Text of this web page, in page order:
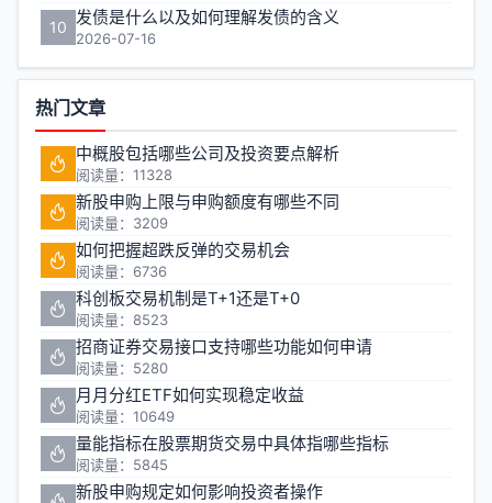
10 发债是什么以及如何理解发债的含义
2026-07-16
热门文章
中概股包括哪些公司及投资要点解析
阅读量：11328
新股申购上限与申购额度有哪些不同
阅读量：3209
如何把握超跌反弹的交易机会
阅读量：6736
科创板交易机制是T+1还是T+0
阅读量：8523
招商证券交易接口支持哪些功能如何申请
阅读量：5280
月月分红ETF如何实现稳定收益
阅读量：10649
量能指标在股票期货交易中具体指哪些指标
阅读量：5845
新股申购规定如何影响投资者操作